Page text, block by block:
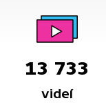
13 733
videí